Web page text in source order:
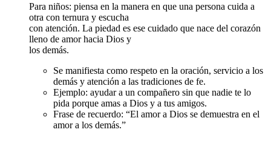
Para niños: piensa en la manera en que una persona cuida a
otra con ternura y escucha
con atención. La piedad es ese cuidado que nace del corazón
lleno de amor hacia Dios y
los demás.
Se manifiesta como respeto en la oración, servicio a los
demás y atención a las tradiciones de fe.
Ejemplo: ayudar a un compañero sin que nadie te lo
pida porque amas a Dios y a tus amigos.
Frase de recuerdo: “El amor a Dios se demuestra en el
amor a los demás.”